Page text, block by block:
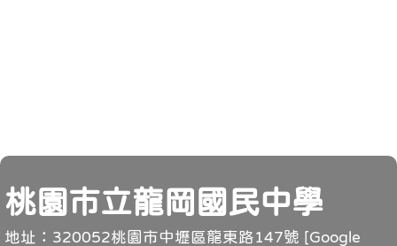
頁尾
桃園市立龍岡國民中學
地址：320052桃園市中壢區龍東路147號 [Google